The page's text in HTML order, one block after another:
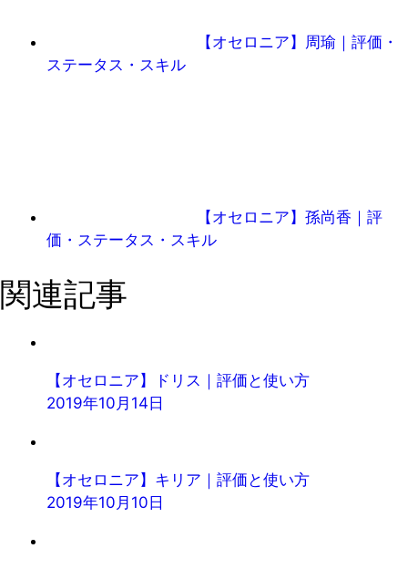
【オセロニア】周瑜｜評価・
ステータス・スキル
【オセロニア】孫尚香｜評
価・ステータス・スキル
関連記事
【オセロニア】ドリス｜評価と使い方
2019年10月14日
【オセロニア】キリア｜評価と使い方
2019年10月10日